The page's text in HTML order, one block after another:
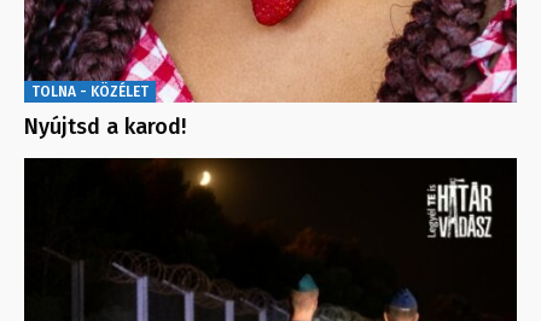
TOLNA - KÖZÉLET
Nyújtsd a karod!